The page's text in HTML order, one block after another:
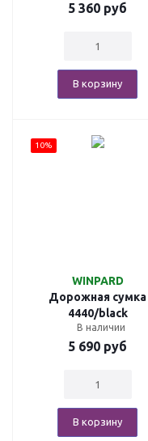
5 360 руб
В корзину
10%
WINPARD
Дорожная сумка
4440/black
В наличии
5 690 руб
В корзину